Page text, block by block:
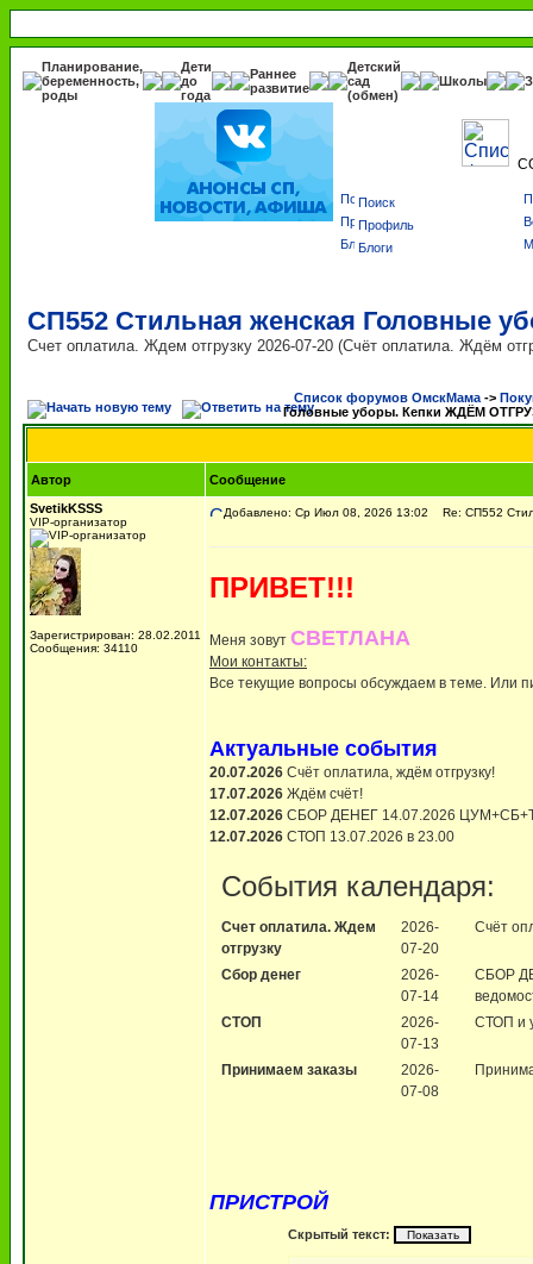
Планирование,
беременность,
роды
Дети
до
года
Раннее
развитие
Детский
сад
(обмен)
Школы
Поиск
Профиль
Блоги
СП552 Стильная женская Головные
Счет оплатила. Ждем отгрузку 2026-07-20 (Счёт оплатила. Ждём
Список форумов ОмскМама ->
Головные уборы. Кепки ЖДЁМ
Автор
Сообщение
SvetikKSSS
VIP-организатор
Зарегистрирован: 28.02.2011
Сообщения: 34110
Добавлено: Ср Июл 08, 2026 13:02 Re: СП552
ПРИВЕТ!!!
Меня зовут СВЕТЛАНА
Мои контакты:
Все текущие вопросы обсуждаем в теме. Или
Актуальные события
20.07.2026 Счёт оплатила, ждём отгрузку!
17.07.2026 Ждём счёт!
12.07.2026 СБОР ДЕНЕГ 14.07.2026
12.07.2026 СТОП 13.07.2026 в 23.00
События календаря:
Счет оплатила. Ждем
отгрузку
2026-
07-20
Счёт
Сбор денег
2026-
07-14
СБОР
СТОП
2026-
07-13
СТОП и
Принимаем заказы
2026-
07-08
ПРИСТРОЙ
Скрытый текст: